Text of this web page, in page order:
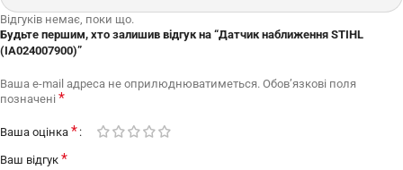
Відгуків немає, поки що.
Будьте першим, хто залишив відгук на “Датчик наближення STIHL
(IA024007900)”
Ваша e-mail адреса не оприлюднюватиметься. Обов’язкові поля
позначені *
Ваша оцінка *
Ваш відгук *